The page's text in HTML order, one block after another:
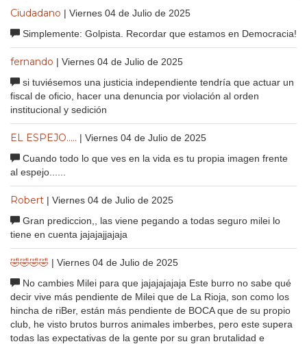
Ciudadano | Viernes 04 de Julio de 2025
Simplemente: Golpista. Recordar que estamos en Democracia!
fernando | Viernes 04 de Julio de 2025
si tuviésemos una justicia independiente tendría que actuar un
fiscal de oficio, hacer una denuncia por violación al orden
institucional y sedición
EL ESPEJO..... | Viernes 04 de Julio de 2025
Cuando todo lo que ves en la vida es tu propia imagen frente
al espejo......
Robert | Viernes 04 de Julio de 2025
Gran prediccion,, las viene pegando a todas seguro milei lo
tiene en cuenta jajajajjajaja
🤣🤣🤣🤣 | Viernes 04 de Julio de 2025
No cambies Milei para que jajajajajaja Este burro no sabe qué
decir vive más pendiente de Milei que de La Rioja, son como los
hincha de riBer, están más pendiente de BOCA que de su propio
club, he visto brutos burros animales imberbes, pero este supera
todas las expectativas de la gente por su gran brutalidad e